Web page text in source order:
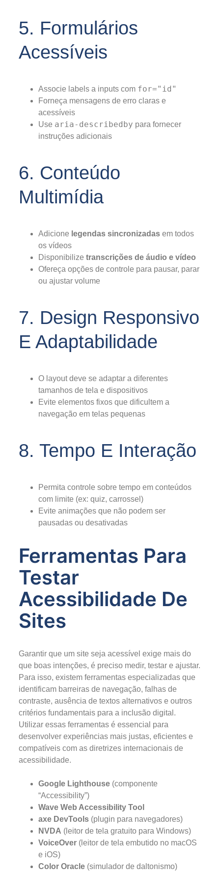
5. Formulários
Acessíveis
Associe labels a inputs com for="id"
Forneça mensagens de erro claras e
acessíveis
Use aria-describedby para fornecer
instruções adicionais
6. Conteúdo
Multimídia
Adicione legendas sincronizadas em todos
os vídeos
Disponibilize transcrições de áudio e vídeo
Ofereça opções de controle para pausar, parar
ou ajustar volume
7. Design Responsivo
E Adaptabilidade
O layout deve se adaptar a diferentes
tamanhos de tela e dispositivos
Evite elementos fixos que dificultem a
navegação em telas pequenas
8. Tempo E Interação
Permita controle sobre tempo em conteúdos
com limite (ex: quiz, carrossel)
Evite animações que não podem ser
pausadas ou desativadas
Ferramentas Para
Testar
Acessibilidade De
Sites
Garantir que um site seja acessível exige mais do
que boas intenções, é preciso medir, testar e ajustar.
Para isso, existem ferramentas especializadas que
identificam barreiras de navegação, falhas de
contraste, ausência de textos alternativos e outros
critérios fundamentais para a inclusão digital.
Utilizar essas ferramentas é essencial para
desenvolver experiências mais justas, eficientes e
compatíveis com as diretrizes internacionais de
acessibilidade.
Google Lighthouse (componente
“Accessibility”)
Wave Web Accessibility Tool
axe DevTools (plugin para navegadores)
NVDA (leitor de tela gratuito para Windows)
VoiceOver (leitor de tela embutido no macOS
e iOS)
Color Oracle (simulador de daltonismo)